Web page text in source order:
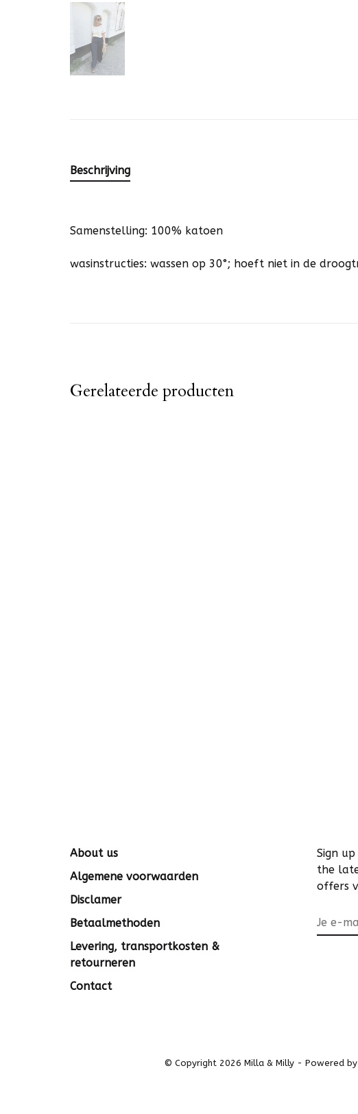
Beschrijving
Samenstelling: 100% katoen
wasinstructies: wassen op 30°; hoeft niet in de
Gerelateerde producten
About us
Algemene voorwaarden
Disclamer
Betaalmethoden
Levering, transportkosten &
retourneren
Contact
Sign
the
offers
© Copyright 2026 Milla & Milly - Powered by